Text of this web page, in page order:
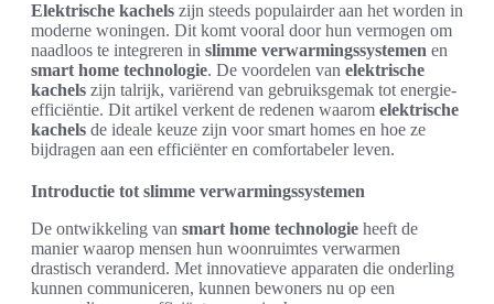
Elektrische kachels zijn steeds populairder aan het worden in
moderne woningen. Dit komt vooral door hun vermogen om
naadloos te integreren in slimme verwarmingssystemen en
smart home technologie. De voordelen van elektrische
kachels zijn talrijk, variërend van gebruiksgemak tot energie-
efficiëntie. Dit artikel verkent de redenen waarom elektrische
kachels de ideale keuze zijn voor smart homes en hoe ze
bijdragen aan een efficiënter en comfortabeler leven.
Introductie tot slimme verwarmingssystemen
De ontwikkeling van smart home technologie heeft de
manier waarop mensen hun woonruimtes verwarmen
drastisch veranderd. Met innovatieve apparaten die onderling
kunnen communiceren, kunnen bewoners nu op een